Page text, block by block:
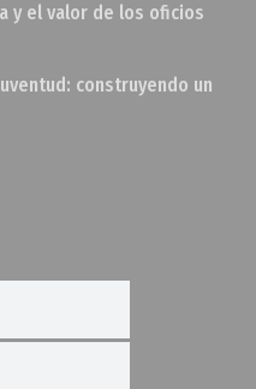
y el valor de los oficios
construyendo un